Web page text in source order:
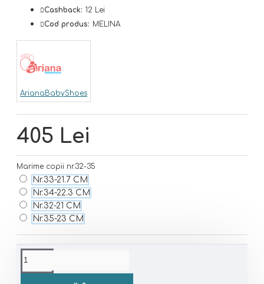
405 Lei
Cashback: 12 Lei
Cod produs: MELINA
ArianaBabyShoes
Marime copii nr.32-35
Nr.33-21.7 CM
Nr.34-22.3 CM
Nr.32-21 CM
Nr.35-23 CM